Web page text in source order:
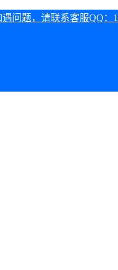
问题，请联系客服QQ：